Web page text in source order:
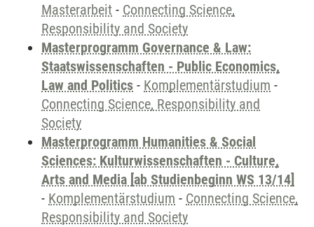
Masterarbeit - Connecting Science,
Responsibility and Society
Masterprogramm Governance & Law:
Staatswissenschaften - Public Economics,
Law and Politics - Komplementärstudium -
Connecting Science, Responsibility and
Society
Masterprogramm Humanities & Social
Sciences: Kulturwissenschaften - Culture,
Arts and Media [ab Studienbeginn WS 13/14]
- Komplementärstudium - Connecting Science,
Responsibility and Society